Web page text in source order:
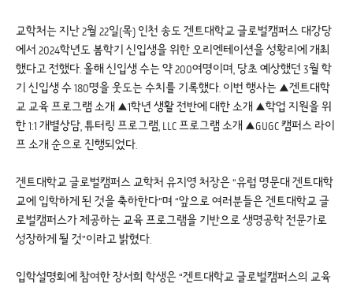
교학처는 지난 2월 22일(목) 인천 송도 겐트대학교 글로벌캠퍼스 대강당
에서 2024학년도 봄학기 신입생을 위한 오리엔테이션을 성황리에 개최
했다고 전했다. 올해 신입생 수는 약 200여명이며, 당초 예상했던 3월 학
기 신입생 수 180명을 웃도는 수치를 기록했다. 이번 행사는 ▲겐트대학
교 교육 프로그램 소개 ▲1학년 생활 전반에 대한 소개 ▲학업 지원을 위
한 1:1 개별상담, 튜터링 프로그램, LLC 프로그램 소개 ▲GUGC 캠퍼스 라이
프 소개 순으로 진행되었다.
겐트대학교 글로벌캠퍼스 교학처 유지영 처장은 “유럽 명문대 겐트대학
교에 입학하게 된 것을 축하한다”며 “앞으로 여러분들은 겐트대학교 글
로벌캠퍼스가 제공하는 교육 프로그램을 기반으로 생명공학 전문가로
성장하게 될 것”이라고 밝혔다.
입학설명회에 참여한 장서희 학생은 “겐트대학교 글로벌캠퍼스의 교육